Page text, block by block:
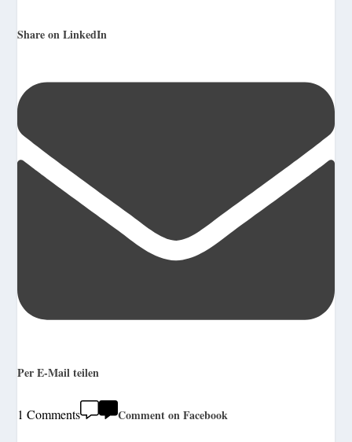
Share on LinkedIn
Per E-Mail teilen
1 Comments Comment on Facebook